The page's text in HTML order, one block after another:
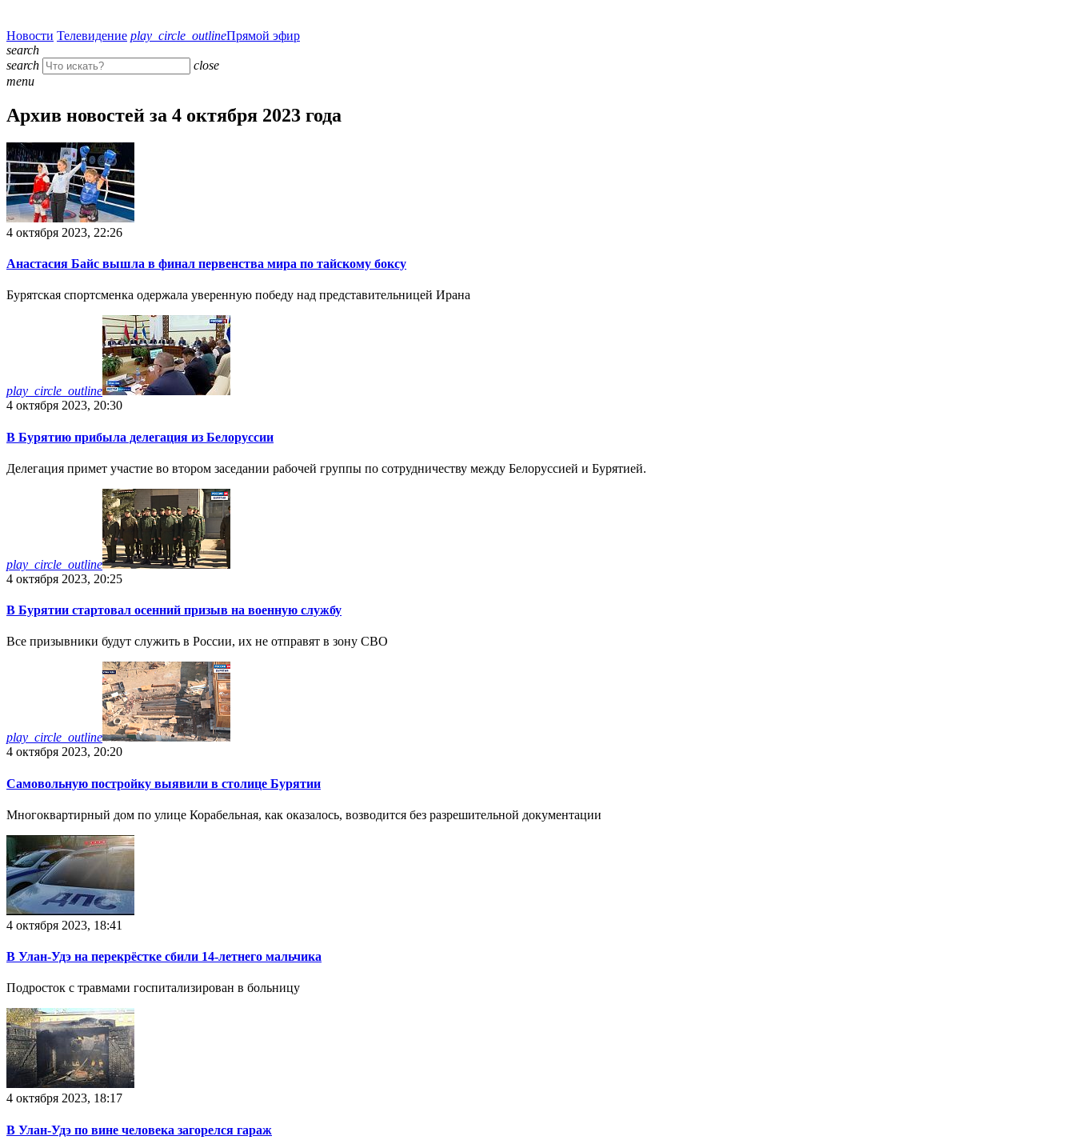
Новости Телевидение play_circle_outlineПрямой эфир
search
search
close
menu
Архив новостей за 4 октября 2023 года
4 октября 2023, 22:26
Анастасия Байс вышла в финал первенства мира по тайскому боксу
Бурятская спортсменка одержала уверенную победу над представительницей Ирана
play_circle_outline
4 октября 2023, 20:30
В Бурятию прибыла делегация из Белоруссии
Делегация примет участие во втором заседании рабочей группы по сотрудничеству между Белоруссией и Бурятией.
play_circle_outline
4 октября 2023, 20:25
В Бурятии стартовал осенний призыв на военную службу
Все призывники будут служить в России, их не отправят в зону СВО
play_circle_outline
4 октября 2023, 20:20
Самовольную постройку выявили в столице Бурятии
Многоквартирный дом по улице Корабельная, как оказалось, возводится без разрешительной документации
4 октября 2023, 18:41
В Улан-Удэ на перекрёстке сбили 14-летнего мальчика
Подросток с травмами госпитализирован в больницу
4 октября 2023, 18:17
В Улан-Удэ по вине человека загорелся гараж